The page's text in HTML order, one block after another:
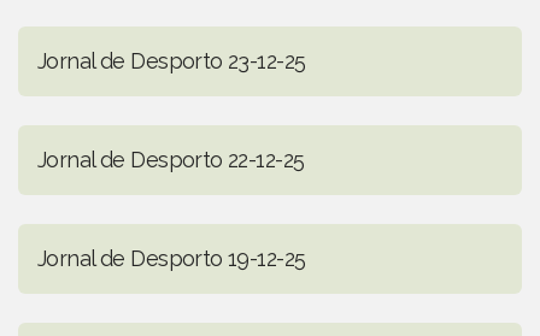
Jornal de Desporto 23-12-25
Jornal de Desporto 22-12-25
Jornal de Desporto 19-12-25